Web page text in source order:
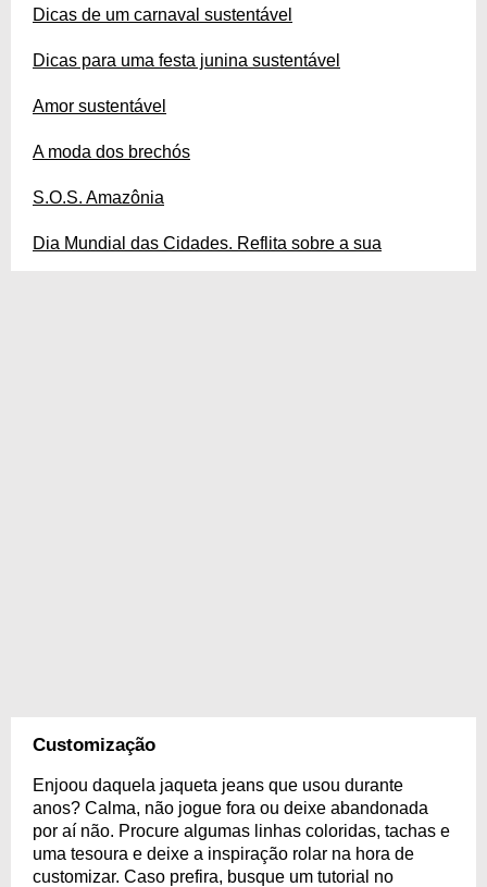
Dicas de um carnaval sustentável
Dicas para uma festa junina sustentável
Amor sustentável
A moda dos brechós
S.O.S. Amazônia
Dia Mundial das Cidades. Reflita sobre a sua
Customização
Enjoou daquela jaqueta jeans que usou durante
anos? Calma, não jogue fora ou deixe abandonada
por aí não. Procure algumas linhas coloridas, tachas e
uma tesoura e deixe a inspiração rolar na hora de
customizar. Caso prefira, busque um tutorial no